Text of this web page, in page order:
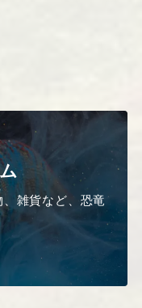
雑貨など、恐竜